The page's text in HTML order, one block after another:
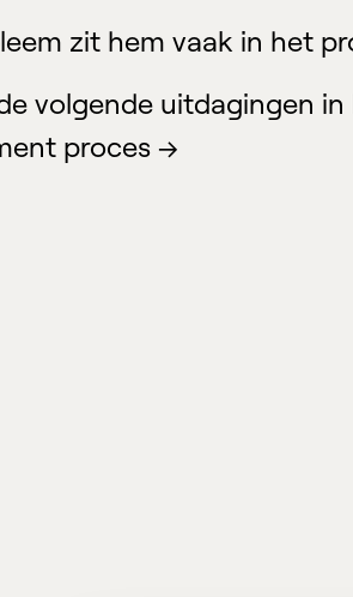
zit hem vaak in het
volgende uitdagingen
proces →